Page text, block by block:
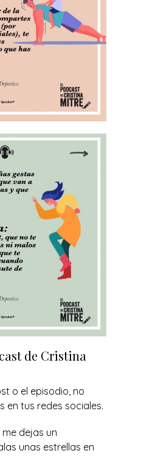
de Cristina
o el episodio, no
en tus redes sociales.
dejas un
unas estrellas en